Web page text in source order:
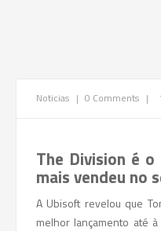
Noticias | 0 Comments |
The Division é
mais vendeu no
A Ubisoft revelou que
melhor lançamento até